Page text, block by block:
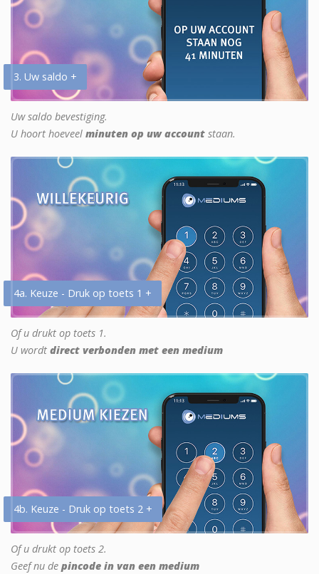
3. Uw saldo +
Uw saldo bevestiging.
U hoort hoeveel minuten op uw account staan.
4a. Keuze - Druk op toets 1 +
Of u drukt op toets 1.
U wordt direct verbonden met een medium
4b. Keuze - Druk op toets 2 +
Of u drukt op toets 2.
Geef nu de pincode in van een medium